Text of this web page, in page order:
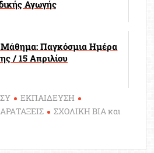
Αγωγής
Παγκόσμια Ημέρα
/ 15 Απριλίου
ΕΚΠΑΙΔΕΥΣΗ
ΣΧΟΛΙΚΗ ΒΙΑ και